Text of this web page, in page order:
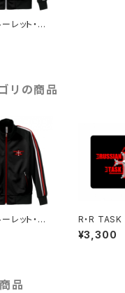
レット・タ
【ジャージ
ゴースト
リの商品
レット・タ
【ジャージ
ルタ
R・R TASK
ウスパッド】壱
¥3,300
品